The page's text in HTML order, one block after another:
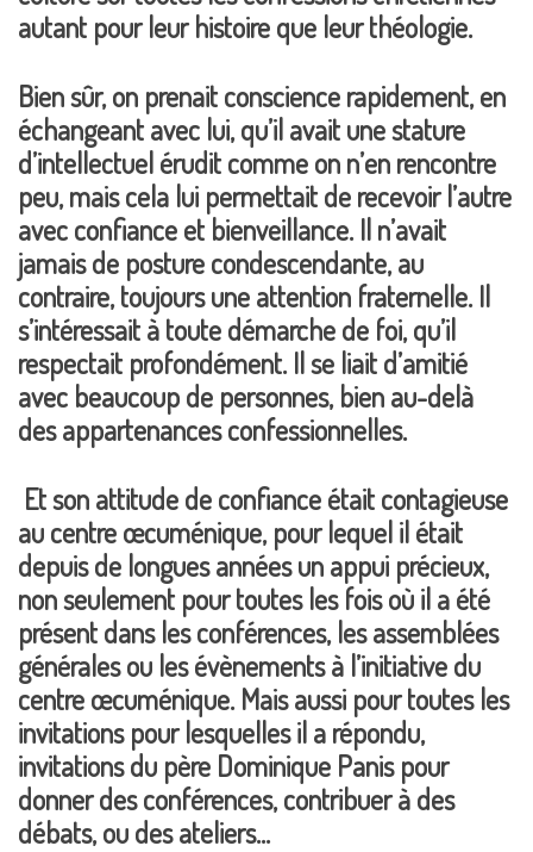
autant pour leur histoire que leur théologie.
Bien sûr, on prenait conscience rapidement, en
échangeant avec lui, qu’il avait une stature
d’intellectuel érudit comme on n’en rencontre
peu, mais cela lui permettait de recevoir l’autre
avec confiance et bienveillance. Il n’avait
jamais de posture condescendante, au
contraire, toujours une attention fraternelle. Il
s’intéressait à toute démarche de foi, qu’il
respectait profondément. Il se liait d’amitié
avec beaucoup de personnes, bien au-delà
des appartenances confessionnelles.
Et son attitude de confiance était contagieuse
au centre œcuménique, pour lequel il était
depuis de longues années un appui précieux,
non seulement pour toutes les fois où il a été
présent dans les conférences, les assemblées
générales ou les évènements à l’initiative du
centre œcuménique. Mais aussi pour toutes les
invitations pour lesquelles il a répondu,
invitations du père Dominique Panis pour
donner des conférences, contribuer à des
débats, ou des ateliers…